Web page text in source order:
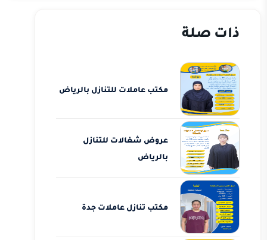
ذات صلة
مكتب عاملات للتنازل بالرياض
عروض شغالات للتنازل
بالرياض
مكتب تنازل عاملات جدة